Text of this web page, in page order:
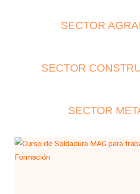
SECTOR
SECTOR
SECTOR